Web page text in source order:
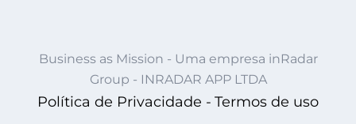
Business as Mission - Uma empresa inRadar
Group - INRADAR APP LTDA
Política de Privacidade - Termos de uso